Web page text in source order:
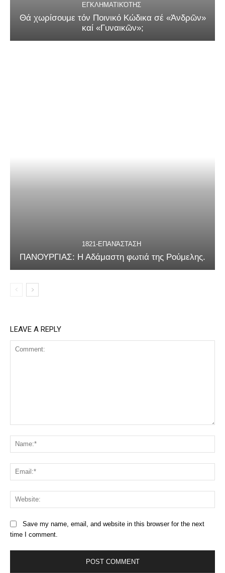
ΕΓΚΛΗΜΑΤΙΚΌΤΗΣ
Θά χωρίσουμε τόν Ποινικό Κώδικα σέ «Ἀνδρῶν»
καί «Γυναικῶν»;
1821-ΕΠΑΝΆΣΤΑΣΗ
ΠΑΝΟΥΡΓΙΑΣ: Η Αδάμαστη φωτιά της Ρούμελης.
LEAVE A REPLY
Save my name, email, and website in this browser for the next
time I comment.